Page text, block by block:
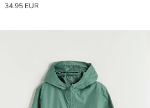
34.95 EUR